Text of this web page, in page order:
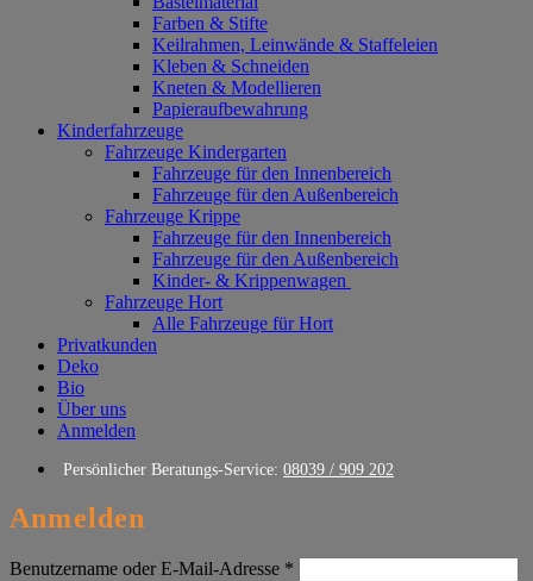
Farben & Stifte
Keilrahmen, Leinwände & Staffeleien
Kleben & Schneiden
Kneten & Modellieren
Papieraufbewahrung
Kinderfahrzeuge
Fahrzeuge Kindergarten
Fahrzeuge für den Innenbereich
Fahrzeuge für den Außenbereich
Fahrzeuge Krippe
Fahrzeuge für den Innenbereich
Fahrzeuge für den Außenbereich
Kinder- & Krippenwagen
Fahrzeuge Hort
Alle Fahrzeuge für Hort
Privatkunden
Deko
Bio
Über uns
Anmelden
Persönlicher Beratungs-Service: 08039 / 909 202
Anmelden
Benutzername oder E-Mail-Adresse *